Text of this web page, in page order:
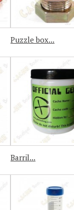
Puzzle box...
Barril...